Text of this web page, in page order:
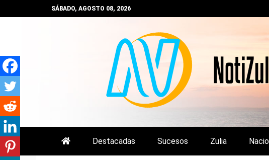
al
SÁBADO, AGOSTO 08, 2026
NOTIZULIA
NOTICIAS DEL ZULIA, VENEZUELA Y DE
Destacadas Sucesos Zulia